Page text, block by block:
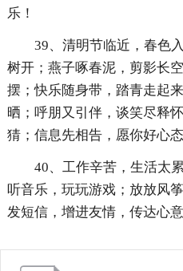
乐！
39、清明节临近，春色
树开；燕子啄春泥，剪影长
摆；快乐随身带，踏青走起
晒；呼朋又引伴，谈笑尽释
猜；信息先相告，愿你好心态
40、工作辛苦，生活太
听音乐，玩玩游戏；放放风
发短信，增进友情，传达心